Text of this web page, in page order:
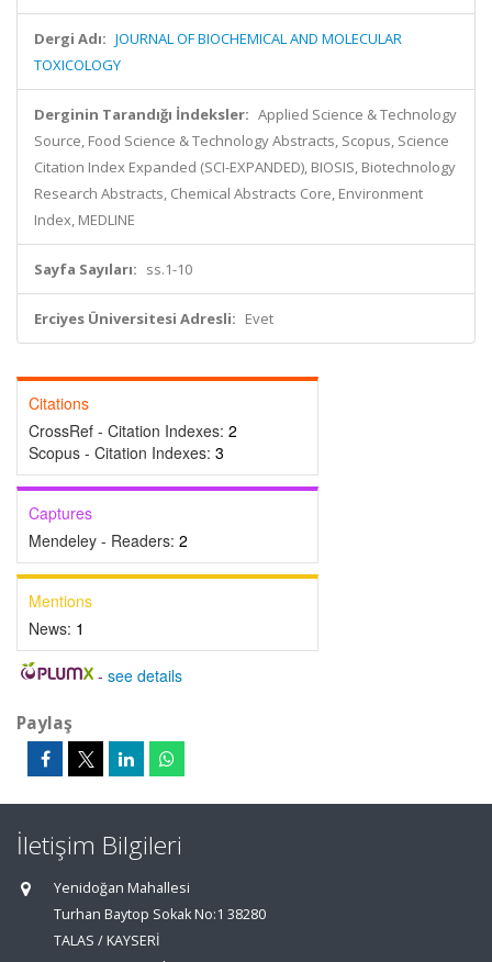
Dergi Adı: JOURNAL OF BIOCHEMICAL AND MOLECULAR
TOXICOLOGY
Derginin Tarandığı İndeksler: Applied Science & Technology
Source, Food Science & Technology Abstracts, Scopus, Science
Citation Index Expanded (SCI-EXPANDED), BIOSIS, Biotechnology
Research Abstracts, Chemical Abstracts Core, Environment
Index, MEDLINE
Sayfa Sayıları: ss.1-10
Erciyes Üniversitesi Adresli: Evet
Citations
CrossRef - Citation Indexes: 2
Scopus - Citation Indexes: 3
Captures
Mendeley - Readers: 2
Mentions
News: 1
- see details
Paylaş
İletişim Bilgileri
Yenidoğan Mahallesi
Turhan Baytop Sokak No:1 38280
TALAS / KAYSERİ